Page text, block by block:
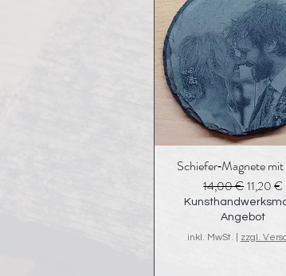
Schiefer‑Magnete
Standardpreis
14,00 €Sale-Preis
11,20 €
Angebot
inkl. MwSt. zzgl.